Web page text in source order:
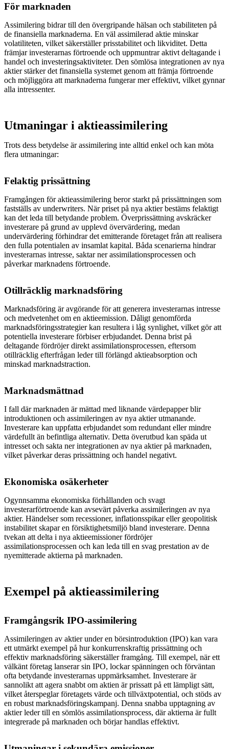
För marknaden
Assimilering bidrar till den övergripande hälsan och stabiliteten på
de finansiella marknaderna. En väl assimilerad aktie minskar
volatiliteten, vilket säkerställer prisstabilitet och likviditet. Detta
främjar investerarnas förtroende och uppmuntrar aktivt deltagande i
handel och investeringsaktiviteter. Den sömlösa integrationen av nya
aktier stärker det finansiella systemet genom att främja förtroende
och möjliggöra att marknaderna fungerar mer effektivt, vilket gynnar
alla intressenter.
Utmaningar i aktieassimilering
Trots dess betydelse är assimilering inte alltid enkel och kan möta
flera utmaningar:
Felaktig prissättning
Framgången för aktieassimilering beror starkt på prissättningen som
fastställs av underwriters. När priset på nya aktier bestäms felaktigt
kan det leda till betydande problem. Överprissättning avskräcker
investerare på grund av upplevd övervärdering, medan
undervärdering förhindrar det emitterande företaget från att realisera
den fulla potentialen av insamlat kapital. Båda scenarierna hindrar
investerarnas intresse, saktar ner assimilationsprocessen och
påverkar marknadens förtroende.
Otillräcklig marknadsföring
Marknadsföring är avgörande för att generera investerarnas intresse
och medvetenhet om en aktieemission. Dåligt genomförda
marknadsföringsstrategier kan resultera i låg synlighet, vilket gör att
potentiella investerare förbiser erbjudandet. Denna brist på
deltagande fördröjer direkt assimilationsprocessen, eftersom
otillräcklig efterfrågan leder till förlängd aktieabsorption och
minskad marknadstraction.
Marknadsmättnad
I fall där marknaden är mättad med liknande värdepapper blir
introduktionen och assimileringen av nya aktier utmanande.
Investerare kan uppfatta erbjudandet som redundant eller mindre
värdefullt än befintliga alternativ. Detta överutbud kan späda ut
intresset och sakta ner integrationen av nya aktier på marknaden,
vilket påverkar deras prissättning och handel negativt.
Ekonomiska osäkerheter
Ogynnsamma ekonomiska förhållanden och svagt
investerarförtroende kan avsevärt påverka assimileringen av nya
aktier. Händelser som recessioner, inflationsspikar eller geopolitisk
instabilitet skapar en försiktighetsmiljö bland investerare. Denna
tvekan att delta i nya aktieemissioner fördröjer
assimilationsprocessen och kan leda till en svag prestation av de
nyemitterade aktierna på marknaden.
Exempel på aktieassimilering
Framgångsrik IPO-assimilering
Assimileringen av aktier under en börsintroduktion (IPO) kan vara
ett utmärkt exempel på hur konkurrenskraftig prissättning och
effektiv marknadsföring säkerställer framgång. Till exempel, när ett
välkänt företag lanserar sin IPO, lockar spänningen och förväntan
ofta betydande investerarnas uppmärksamhet. Investerare är
sannolikt att agera snabbt om aktien är prissatt på ett lämpligt sätt,
vilket återspeglar företagets värde och tillväxtpotential, och stöds av
en robust marknadsföringskampanj. Denna snabba upptagning av
aktier leder till en sömlös assimilationsprocess, där aktierna är fullt
integrerade på marknaden och börjar handlas effektivt.